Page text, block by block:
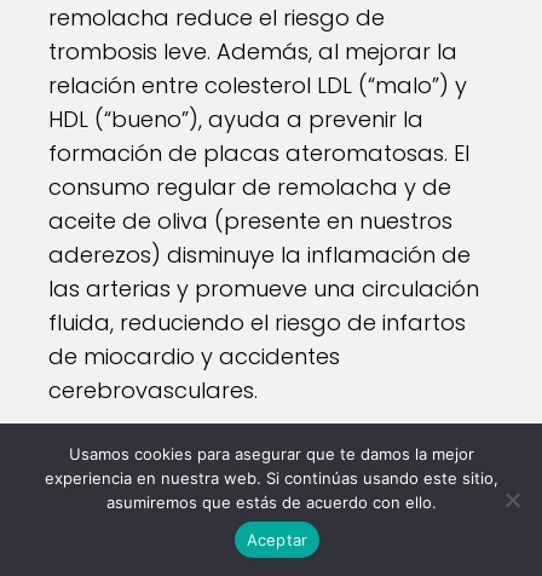
remolacha reduce el riesgo de
trombosis leve. Además, al mejorar la
relación entre colesterol LDL (“malo”) y
HDL (“bueno”), ayuda a prevenir la
formación de placas ateromatosas. El
consumo regular de remolacha y de
aceite de oliva (presente en nuestros
aderezos) disminuye la inflamación de
las arterias y promueve una circulación
fluida, reduciendo el riesgo de infartos
de miocardio y accidentes
cerebrovasculares.
Hidratación y equilibrio electrolítico:
Con un 87 % de agua en su composición,
las remolachas favorecen la
hidratación celular. Su contenido de
Usamos cookies para asegurar que te damos la mejor
experiencia en nuestra web. Si continúas usando este sitio,
asumiremos que estás de acuerdo con ello.
Aceptar